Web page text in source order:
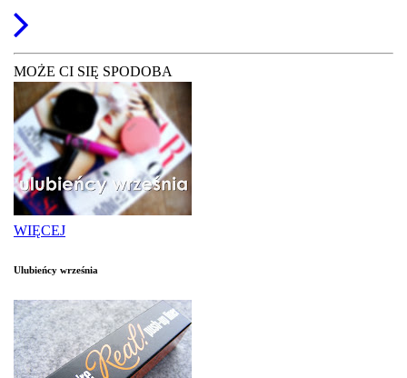
MOŻE CI SIĘ SPODOBA
WIĘCEJ
Ulubieńcy września